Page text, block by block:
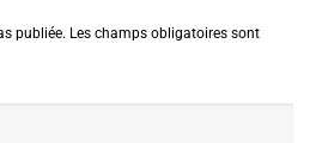
publiée. Les champs obligatoires sont